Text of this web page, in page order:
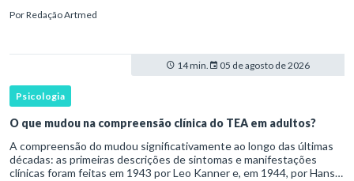
transtorno do des
PorRedação Artmed
14 min. 05 de agosto de 2026
Psicologia
O que mudou na compreensão clínica do TEA em adultos?
A compreensão do mudou significativamente ao longo das últimas
décadas: as primeiras descrições de sintomas e manifestações
clínicas foram feitas em 1943 por Leo Kanner e, em 1944, por Hans